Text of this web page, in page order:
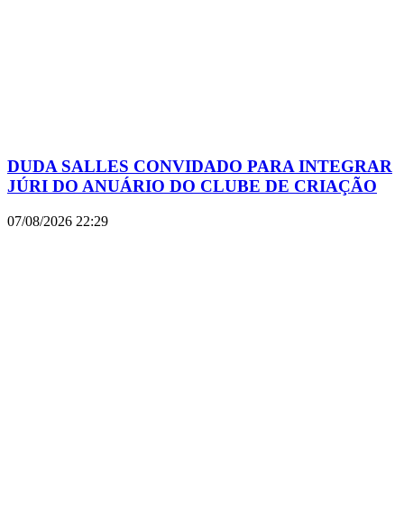
DUDA SALLES CONVIDADO PARA INTEGRAR
JÚRI DO ANUÁRIO DO CLUBE DE CRIAÇÃO
07/08/2026 22:29